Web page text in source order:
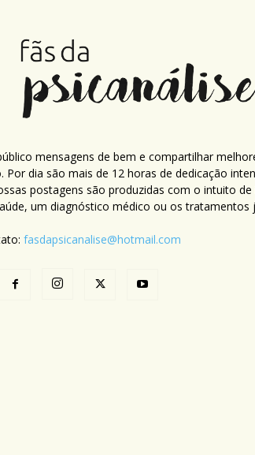
mensagens de bem e compartilhar
dia são mais de 12 horas de dedicação
postagens são produzidas com o intuito
um diagnóstico médico ou os tratamentos
fasdapsicanalise@hotmail.com